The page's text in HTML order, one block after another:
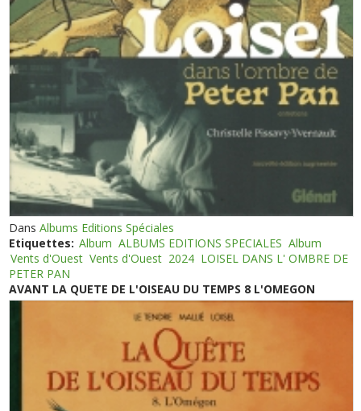
DansAlbums Editions Spéciales
Etiquettes: Album ALBUMS EDITIONS SPECIALES Album
Vents d'Ouest Vents d'Ouest 2024 LOISEL DANS L' OMBRE DE
PETER PAN
AVANT LA QUETE DE L'OISEAU DU TEMPS 8 L'OMEGON